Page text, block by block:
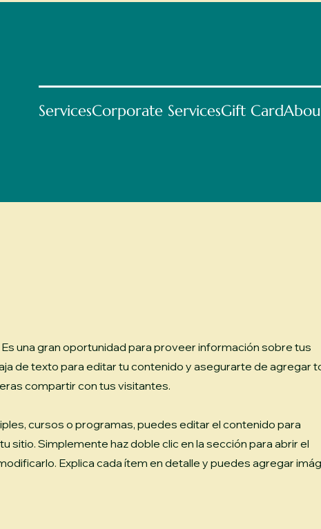
ServicesCorporate ServicesGift Card
una gran oportunidad para proveer información sobre tus
de texto para editar tu contenido y asegurarte de agregar
compartir con tus visitantes.
cursos o programas, puedes editar el contenido para
sitio. Simplemente haz doble clic en la sección para abrir el
Explica cada ítem en detalle y puedes agregar